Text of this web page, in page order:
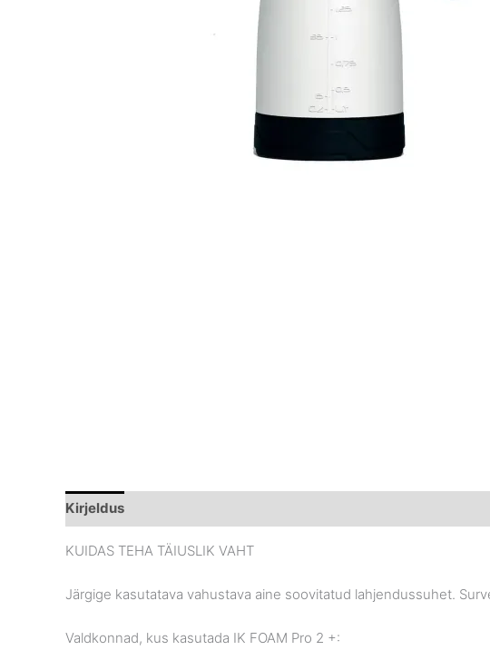
Kirjeldus
KUIDAS TEHA TÄIUSLIK VAHT
Järgige kasutatava vahustava aine soovitatud lahjendussuhet.
Valdkonnad, kus kasutada IK FOAM Pro 2 +: